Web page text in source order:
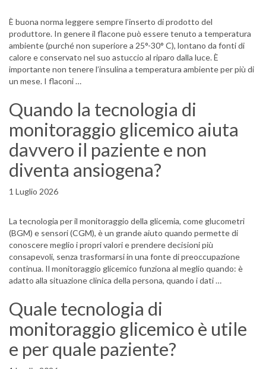
È buona norma leggere sempre l’inserto di prodotto del
produttore. In genere il flacone può essere tenuto a temperatura
ambiente (purché non superiore a 25°-30° C), lontano da fonti di
calore e conservato nel suo astuccio al riparo dalla luce. È
importante non tenere l’insulina a temperatura ambiente per più di
un mese. I flaconi …
Quando la tecnologia di
monitoraggio glicemico aiuta
davvero il paziente e non
diventa ansiogena?
1 Luglio 2026
La tecnologia per il monitoraggio della glicemia, come glucometri
(BGM) e sensori (CGM), è un grande aiuto quando permette di
conoscere meglio i propri valori e prendere decisioni più
consapevoli, senza trasformarsi in una fonte di preoccupazione
continua. Il monitoraggio glicemico funziona al meglio quando: è
adatto alla situazione clinica della persona, quando i dati …
Quale tecnologia di
monitoraggio glicemico è utile
e per quale paziente?